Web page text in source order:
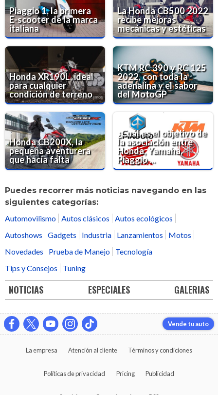
Piaggio 1, la primera
E-scooter de la marca
italiana
La Honda CB500 2022
recibe mejoras
mecánicas y estéticas
Honda XR190L, ideal
para cualquier
condición de terreno
KTM RC 390 y RC 125
2022, con toda la
adenalina y el sabor
del MotoGP
Honda CB200X, la
pequeña aventurera
que hacía falta
¿Cuál es el objetivo de
la asociación entre
Honda, Yamaha,
Piaggio ...
Puedes recorrer más noticias navegando en las
siguientes categorías:
Automovilismo
Autos clásicos
Autos ecológicos
Autoshows
Gadgets Industria Lanzamientos
Motos
Novedades
Prueba de Manejo
Tecnología
Tips y Consejos
Tuning
NOTICIAS ESPECIALES GALERIAS
Vende tu auto
La empresa Atención al cliente Términos y condiciones
Políticas de privacidad Pricing Publicidad